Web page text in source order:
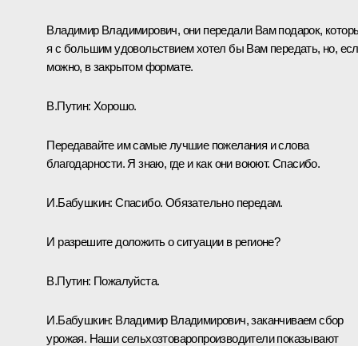
Владимир Владимирович, они передали Вам подарок,
я с большим удовольствием хотел бы Вам передать, но,
можно, в закрытом формате.
В.Путин: Хорошо.
Передавайте им самые лучшие пожелания и слова
благодарности. Я знаю, где и как они воюют. Спасибо.
И.Бабушкин:Спасибо. Обязательно передам.
И разрешите доложить о ситуации в регионе?
В.Путин: Пожалуйста.
И.Бабушкин: Владимир Владимирович, заканчиваем сбор
урожая. Наши сельхозтоваропроизводители показывают